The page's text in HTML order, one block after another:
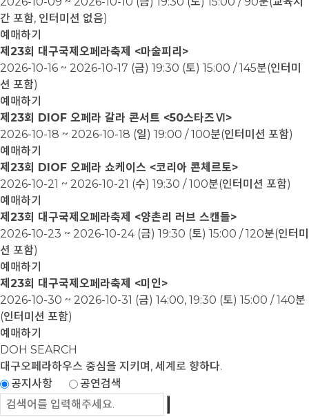
간 포함, 인터미션 없음)
예매하기
제23회 대구국제오페라축제 <마술피리>
2026-10-16 ~ 2026-10-17 (금) 19:30 (토) 15:00 / 145분(인터미
션 포함)
예매하기
제23회 DIOF 오페라 갈라 콘서트 <50스타즈Ⅵ>
2026-10-18 ~ 2026-10-18 (일) 19:00 / 100분(인터미션 포함)
예매하기
제23회 DIOF 오페라 쇼케이스 <코리아 콘체르토>
2026-10-21 ~ 2026-10-21 (수) 19:30 / 100분(인터미션 포함)
예매하기
제23회 대구국제오페라축제 <양촌리 러브 스캔들>
2026-10-23 ~ 2026-10-24 (금) 19:30 (토) 15:00 / 120분(인터미
션 포함)
예매하기
제23회 대구국제오페라축제 <미인>
2026-10-30 ~ 2026-10-31 (금) 14:00, 19:30 (토) 15:00 / 140분
(인터미션 포함)
예매하기
DOH SEARCH
대구오페라하우스 중심을 지키며, 세계로 향하다.
공지사항
공연검색